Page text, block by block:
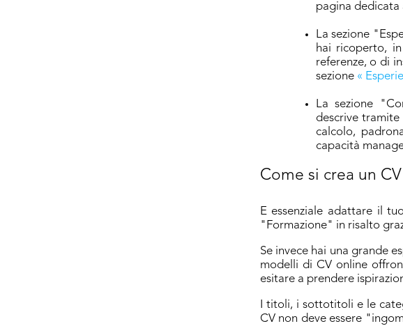
pagina dedicata
La sezione
hai ricoperto,
referenze, o di
sezione «
La sezione
descrive
calcolo,
capacità
Come si crea un
E essenziale adattare il
"Formazione" in risalto
Se invece hai una grande
modelli di CV online
esitare a prendere
I titoli, i sottotitoli e le
CV non deve essere